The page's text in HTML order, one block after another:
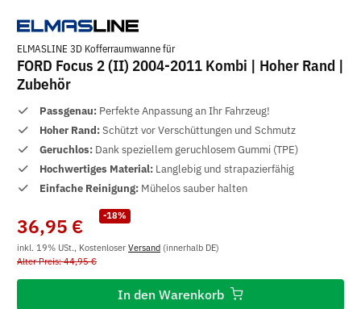
ELMASLINE 3D Kofferraumwanne für
FORD Focus 2 (II) 2004-2011 Kombi | Hoher Rand |
Zubehör
Passgenau: Perfekte Anpassung an Ihr Fahrzeug!
Hoher Rand:Schützt vor Verschüttungen und Schmutz
Geruchlos: Dank speziellem geruchlosem Gummi (TPE)
Hochwertiges Material: Langlebig und strapazierfähig
Einfache Reinigung: Mühelos sauber halten
-18%
36,95 €
inkl. 19% USt., Kostenloser Versand (innerhalb DE)
Alter Preis: 44,95 €
In den Warenkorb